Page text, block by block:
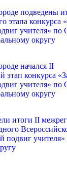
подведены
этапа конкурса
учителя» по
округу
начался II
этап конкурса
учителя» по
округу
итоги II
подвиг